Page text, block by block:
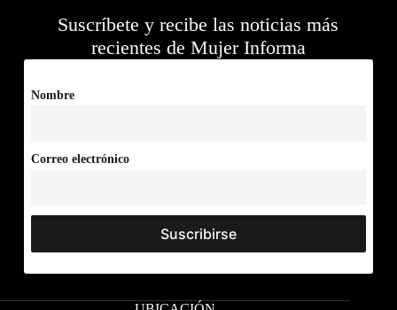
Suscríbete y recibe las noticias más
recientes de Mujer Informa
Nombre
Correo electrónico